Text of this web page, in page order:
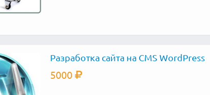
Разработка сайта на CMS WordPress
5000